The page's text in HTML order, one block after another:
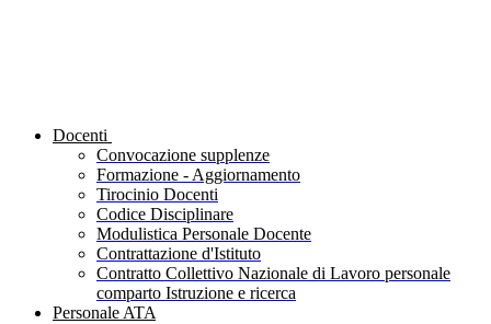
Docenti
Convocazione supplenze
Formazione - Aggiornamento
Tirocinio Docenti
Codice Disciplinare
Modulistica Personale Docente
Contrattazione d'Istituto
Contratto Collettivo Nazionale di Lavoro personale
comparto Istruzione e ricerca
Personale ATA